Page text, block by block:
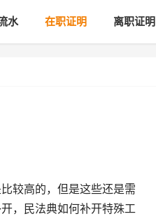
水 在职证明 离职证明
较高的，但是这些还是需
，民法典如何补开特殊工